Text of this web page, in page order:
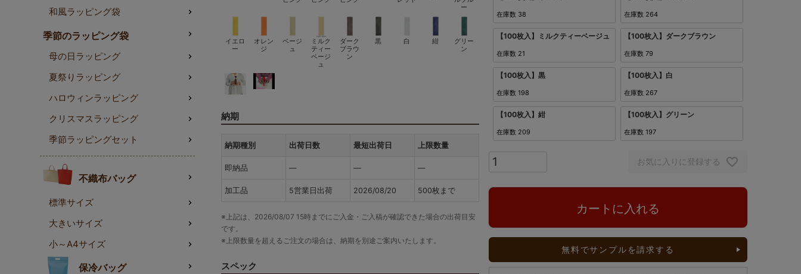
和風ラッピング袋
季節のラッピング袋
母の日ラッピング
夏祭りラッピング
ハロウィンラッピング
クリスマスラッピング
季節ラッピングセット
不織布バッグ
標準サイズ
大きいサイズ
小～A4サイズ
保冷バッグ
ー
イエロ
ー
オレン
ジ
ベージ
ュ
ミルク
ティー
ベージ
ュ
ダーク
ブラウ
ン
黒 白 紺
グリー
ン
納期
納期種別 出荷日数 最短出荷日 上限数量
即納品 ― ― ―
加工品 5営業日出荷 2026/08/20 500枚まで
※上記は、2026/08/07 15時までにご入金・ご入稿が確認できた場合の出荷目安
です。
※上限数量を超えるご注文の場合は、納期を別途ご案内いたします。
スペック
在庫数 38 在庫数 264
【100枚入】ミルクティーベージュ
在庫数 21
【100枚入】ダークブラウン
在庫数 79
【100枚入】黒
在庫数 198
【100枚入】白
在庫数 267
【100枚入】紺
在庫数 209
【100枚入】グリーン
在庫数 197
お気に入りに登録する
カートに入れる
無料でサンプルを請求する